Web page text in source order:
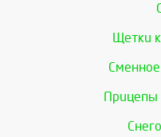
Щетки
Прицепы